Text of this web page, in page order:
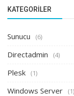
KATEGORILER
Sunucu (6)
Directadmin (4)
Plesk (1)
Windows Server (1)